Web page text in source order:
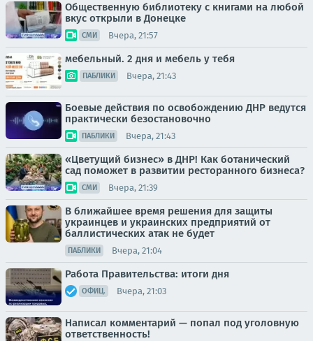
Общественную библиотеку с книгами на любой
вкус открыли в Донецке
СМИ Вчера, 21:57
мебельный. 2 дня и мебель у тебя
ПАБЛИКИ Вчера, 21:43
Боевые действия по освобождению ДНР ведутся
практически безостановочно
ПАБЛИКИ Вчера, 21:43
«Цветущий бизнес» в ДНР! Как ботанический
сад поможет в развитии ресторанного бизнеса?
СМИ Вчера, 21:39
В ближайшее время решения для защиты
украинцев и украинских предприятий от
баллистических атак не будет
ПАБЛИКИ Вчера, 21:04
Работа Правительства: итоги дня
ОФИЦ. Вчера, 21:03
Написал комментарий — попал под уголовную
ответственность!